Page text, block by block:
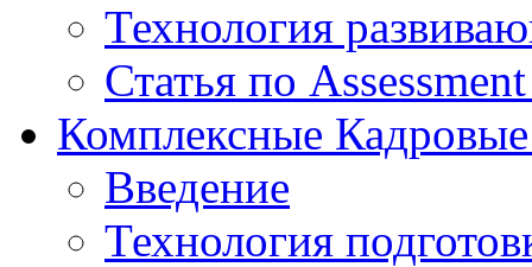
Технология
Статья по
Комплексные
Введение
Технология